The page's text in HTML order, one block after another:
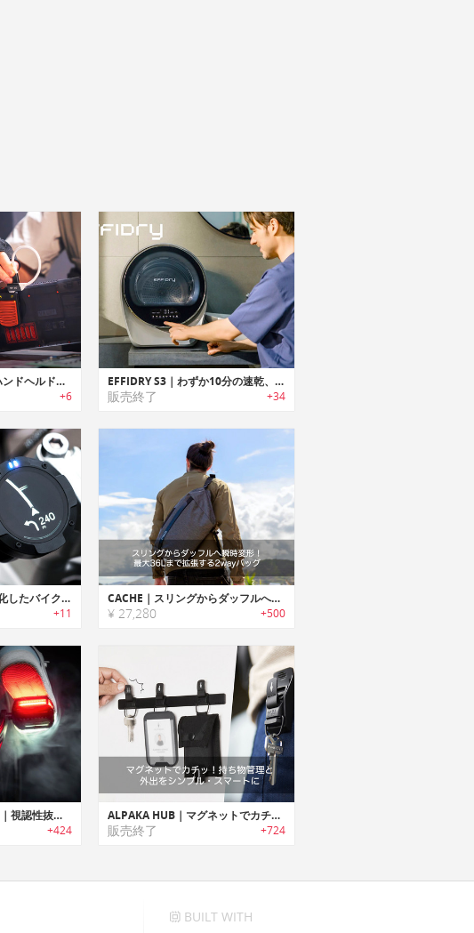
Genki SavePoint｜ハンドヘルドを最適化！様々なニーズ対応のSSD
+6
EFFIDRY S3｜わずか10分の速乾、忙しい毎日を効率的で快適に！小型乾燥機
販売終了 +34
Beeline Moto II ｜進化したバイク専用ナビ
+11
CACHE｜スリングからダッフルへ瞬時変形！最大36Lまで拡張する2wayバッグ「キャッシュ」
¥ 27,280 +500
Arclight Bike Pedals｜視認性抜群！USB充電式スマートペダル
+424
ALPAKA HUB｜マグネットでカチッ！持ち物管理と外出をシンプル・スマートに
販売終了 +724
BUILT WITH